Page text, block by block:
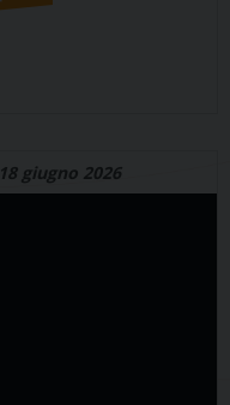
giugno 2026